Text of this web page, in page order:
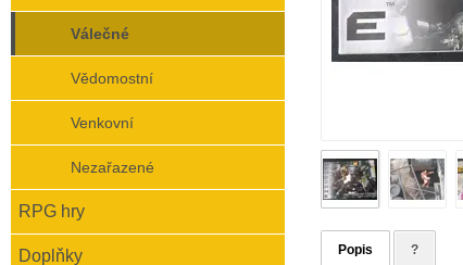
Válečné
Vědomostní
Venkovní
Nezařazené
RPG hry
Doplňky Popis ?